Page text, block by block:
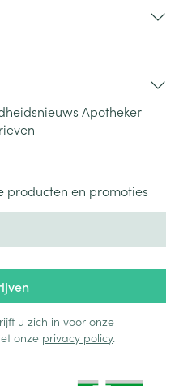
Apotheker
producten en promoties
u zich in voor onze
onze privacy policy.